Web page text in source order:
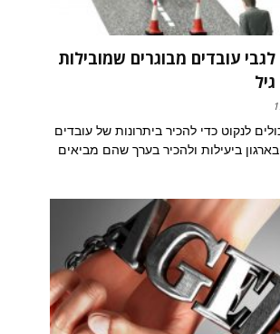
לגבי עובדים מבוגרים שמובילות
לנקוט כדי להכיר ביתרונות של עובדים
ביעילות ולהכיר בערך שהם מביאים